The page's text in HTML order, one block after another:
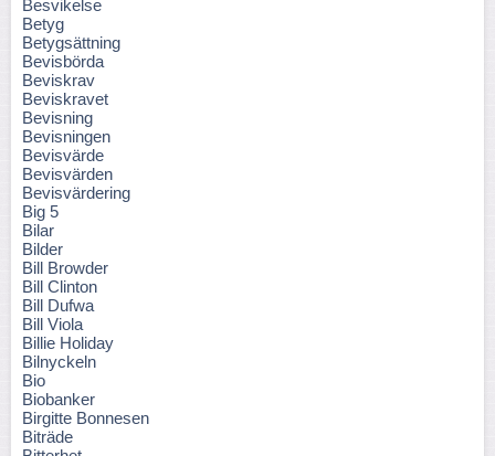
Besvikelse
Betyg
Betygsättning
Bevisbörda
Beviskrav
Beviskravet
Bevisning
Bevisningen
Bevisvärde
Bevisvärden
Bevisvärdering
Big 5
Bilar
Bilder
Bill Browder
Bill Clinton
Bill Dufwa
Bill Viola
Billie Holiday
Bilnyckeln
Bio
Biobanker
Birgitte Bonnesen
Biträde